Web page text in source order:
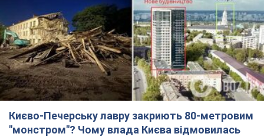
Києво-Печерську лавру закриють 80-метровим
"монстром"? Чому влада Києва відмовилась